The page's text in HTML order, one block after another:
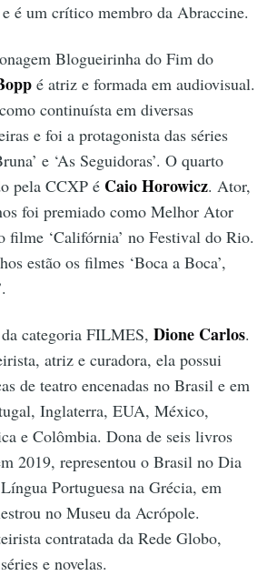
é um crítico membro da Abraccine.
Blogueirinha do Fim do
é atriz e formada em audiovisual.
continuísta em diversas
e foi a protagonista das séries
e ‘As Seguidoras’. O quarto
pela CCXP é Caio Horowicz. Ator,
foi premiado como Melhor Ator
filme ‘Califórnia’ no Festival do Rio.
estão os filmes ‘Boca a Boca’,
da categoria FILMES,Dione Carlos.
atriz e curadora, ela possui
de teatro encenadas no Brasil e em
Inglaterra, EUA, México,
e Colômbia. Dona de seis livros
2019, representou o Brasil no Dia
Portuguesa na Grécia, em
no Museu da Acrópole.
contratada da Rede Globo,
e novelas.